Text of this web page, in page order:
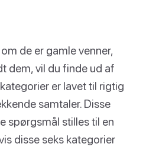
de er gamle venner,
dem, vil du finde ud af
er lavet til rigtig
samtaler. Disse
spørgsmål stilles til en
disse seks kategorier